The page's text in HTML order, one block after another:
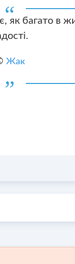
багато в
Жак